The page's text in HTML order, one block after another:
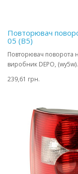
Повторювач
05 (B5)
Повторювач поворота
виробник DEPO,
239,61 грн.